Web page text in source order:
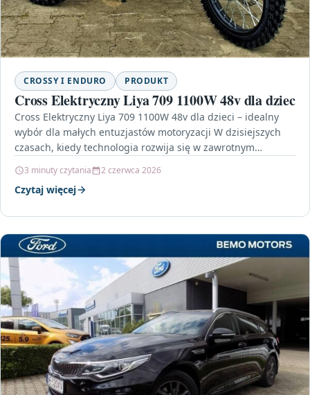
CROSSY I ENDURO PRODUKT
Cross Elektryczny Liya 709 1100W 48v dla dziec
Cross Elektryczny Liya 709 1100W 48v dla dzieci – idealny
wybór dla małych entuzjastów motoryzacji W dzisiejszych
czasach, kiedy technologia rozwija się w zawrotnym…
3 minuty czytania 2 czerwca 2026
Czytaj więcej